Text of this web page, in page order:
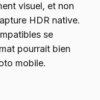
visuel, et non
HDR native.
se
pourrait bien
mobile.